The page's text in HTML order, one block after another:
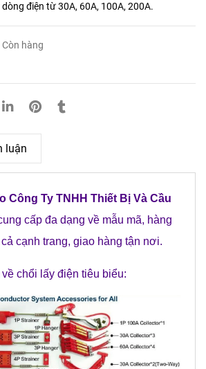
dòng điện từ 30A, 60A, 100A, 200A.
Còn hàng
luận
Công Ty TNHH Thiết Bị Và Cầu
cấp đa dạng về mẫu mã, hàng
cả cạnh trang, giao hàng tận nơi.
chổi lấy điện tiêu biểu: